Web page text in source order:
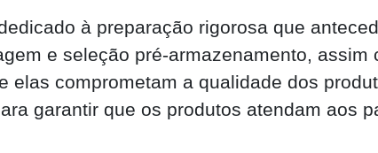
à preparação rigorosa que
e seleção pré-armazenamento,
elas comprometam a qualidade dos
garantir que os produtos atendam aos